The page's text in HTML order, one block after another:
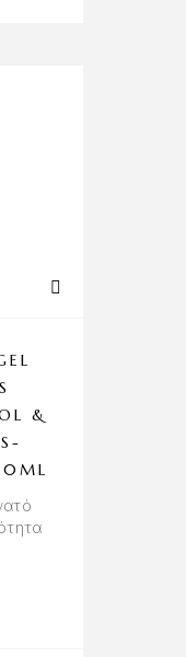
&